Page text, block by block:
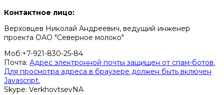
Контактное лицо:
Верховцев Николай Андреевич, ведущий инженер
проекта ОАО "Северное молоко"
Моб:+7-921-830-25-84
Почта: Адрес электронной почты защищен от спам-ботов.
Для просмотра адреса в браузере должен быть включен
Javascript.
Skype: VerkhovtsevNA